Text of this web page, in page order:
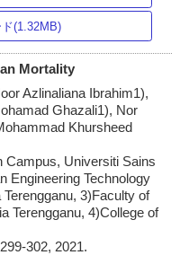
(1.32MB)
Mortality
Azlinaliana Ibrahim1),
Ghazali1), Nor
Khursheed
Campus, Universiti Sains
Engineering Technology
3)Faculty of
Terengganu, 4)College of
299-302, 2021.